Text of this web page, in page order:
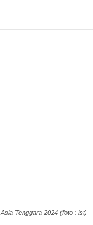
Tenggara 2024 (foto : ist)